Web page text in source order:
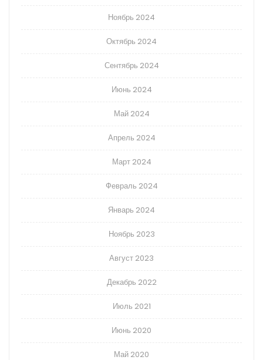
Ноябрь 2024
Октябрь 2024
Сентябрь 2024
Июнь 2024
Май 2024
Апрель 2024
Март 2024
Февраль 2024
Январь 2024
Ноябрь 2023
Август 2023
Декабрь 2022
Июль 2021
Июнь 2020
Май 2020